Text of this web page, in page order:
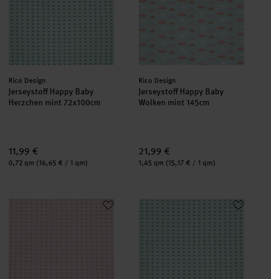
Hersteller:
Rico Design
Jerseystoff Happy Baby
Herzchen mint 72x100cm
11,99 €
Inhalt:
0,72 qm (16,65 € / 1 qm)
Hersteller:
Rico Design
Jerseystoff Happy Baby
Wolken mint 145cm
21,99 €
Inhalt:
1,45 qm (15,17 € / 1 qm)
Jerseystoff Happy Baby Herzchen rosa 72x100cm
Jerseystoff Happy Baby